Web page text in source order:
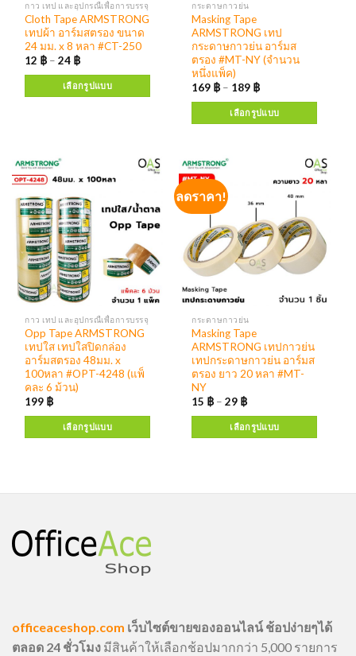
กาว เทป และอุปกรณืเพื่อการบรรจุ
Cloth Tape ARMSTRONG
เทปผ้า อาร์มสตรอง ขนาด
24 มม. x 8 หลา #CT-250
12 ฿ –24 ฿
เลือกรูปแบบ
กระดาษกาวย่น
Masking Tape
ARMSTRONG เทป
กระดาษกาวย่น อาร์มส
ตรอง #MT-NY (จำนวน
หนึ่งแพ็ค)
169 ฿ – 189 ฿
เลือกรูปแบบ
ลดราคา!
กระดาษกาวย่น
Masking Tape
ARMSTRONG เทปกาวย่น
เทปกระดาษกาวย่น อาร์มส
ตรอง ยาว 20 หลา #MT-
NY
15 ฿ –29 ฿
เลือกรูปแบบ
กาว เทป และอุปกรณืเพื่อการบรรจุ
Opp Tape ARMSTRONG
เทปใส เทปใสปิดกล่อง
อาร์มสตรอง 48มม. x
100หลา #OPT-4248 (แพ็
คละ 6 ม้วน)
199 ฿
เลือกรูปแบบ
officeaceshop.com เว็บไซต์ขายของออนไลน์ ช้อปง่ายๆได้
ตลอด 24 ชั่วโมง มีสินค้าให้เลือกช้อปมากกว่า 5,000 รายการ